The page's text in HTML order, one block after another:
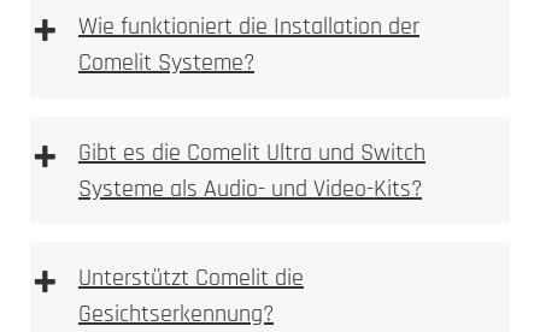
KNX und Loxone
Ideal für größere Wohnanlagen und gewerbliche
+
Wie funktioniert die Installation der
Comelit Systeme?
+
Gibt es die Comelit Ultra und Switch
Systeme als Audio- und Video-Kits?
+
Unterstützt Comelit die
Gesichtserkennung?